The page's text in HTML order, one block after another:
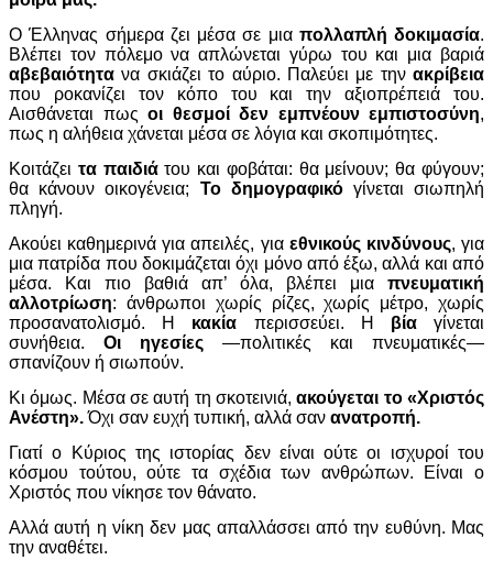
Ο Έλληνας σήμερα ζει μέσα σε μια πολλαπλή δοκιμασία.
Βλέπει τον πόλεμο να απλώνεται γύρω του και μια βαριά
αβεβαιότητα να σκιάζει το αύριο. Παλεύει με την ακρίβεια
που ροκανίζει τον κόπο του και την αξιοπρέπειά του.
Αισθάνεται πως οι θεσμοί δεν εμπνέουν εμπιστοσύνη,
πως η αλήθεια χάνεται μέσα σε λόγια και σκοπιμότητες.
Κοιτάζει τα παιδιάτου και φοβάται: θα μείνουν; θα φύγουν;
θα κάνουν οικογένεια; Το δημογραφικόγίνεται σιωπηλή
πληγή.
Ακούει καθημερινά για απειλές, για εθνικούς κινδύνους, για
μια πατρίδα που δοκιμάζεται όχι μόνο από έξω, αλλά και από
μέσα. Και πιο βαθιά απ’ όλα, βλέπει μια πνευματική
αλλοτρίωση: άνθρωποι χωρίς ρίζες, χωρίς μέτρο, χωρίς
προσανατολισμό. Η κακία περισσεύει. Η βίαγίνεται
συνήθεια. Οι ηγεσίες —πολιτικές και πνευματικές—
σπανίζουν ή σιωπούν.
Κι όμως. Μέσα σε αυτή τη σκοτεινιά,ακούγεται το «Χριστός
Ανέστη».Όχι σαν ευχή τυπική, αλλά σαν ανατροπή.
Γιατί ο Κύριος της ιστορίας δεν είναι ούτε οι ισχυροί του
κόσμου τούτου, ούτε τα σχέδια των ανθρώπων. Είναι ο
Χριστός που νίκησε τον θάνατο.
Αλλά αυτή η νίκη δεν μας απαλλάσσει από την ευθύνη. Μας
την αναθέτει.